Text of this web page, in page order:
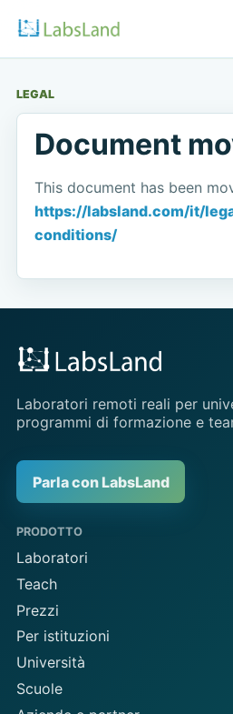
LEGAL
Document
This document has been
https://labsland.com/it/
conditions/
Laboratori remoti reali per
programmi di formazione e
Parla con LabsLand
PRODOTTO
Laboratori
Teach
Prezzi
Per istituzioni
Università
Scuole